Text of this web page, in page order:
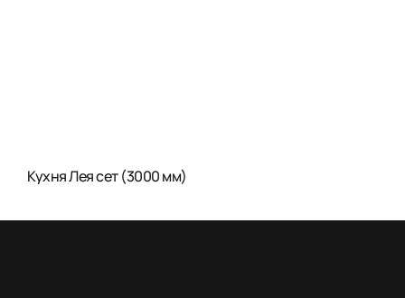
Кухня Лея сет (3000 мм)